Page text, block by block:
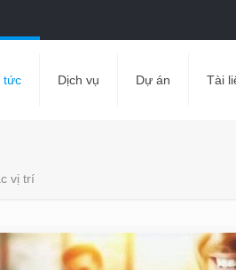
tức Dịch vụ Dự án Tài
vị trí